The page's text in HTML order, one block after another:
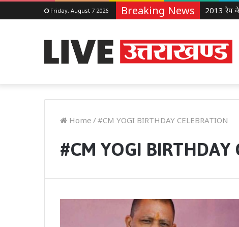
Friday, August 7 2026 Breaking News
Home /#CM YOGI BIRTHDAY CELEBRATION
#CM YOGI BIRTHDAY